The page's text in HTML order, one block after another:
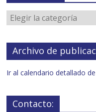
Archivo de
Ir al calendario detallado
Contacto: